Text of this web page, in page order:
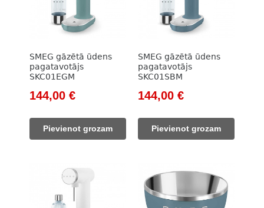
SMEG gāzētā ūdens
pagatavotājs
SKC01EGM
Original
was:
164,00 €.
144,00 €Current
Pievienot grozam
SMEG gāzētā ūdens
pagatavotājs
SKC01SBM
Original
was:
164,00 €.
144,00 €Current
Pievienot grozam